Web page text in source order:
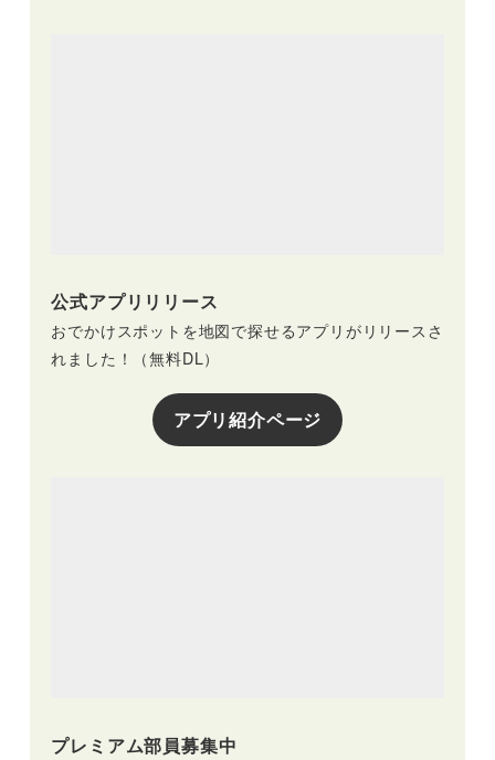
公式アプリリリース
おでかけスポットを地図で探せるアプリがリリースさ
れました！（無料DL）
アプリ紹介ページ
プレミアム部員募集中